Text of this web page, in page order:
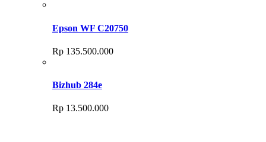
Epson WF C20750
Rp 135.500.000
Bizhub 284e
Rp 13.500.000